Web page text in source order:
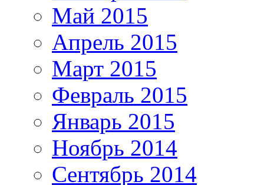
Май 2015
Апрель 2015
Март 2015
Февраль 2015
Январь 2015
Ноябрь 2014
Сентябрь 2014